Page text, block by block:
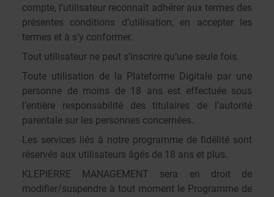
compte, l’utilisateur reconnaît adhérer aux termes des
présentes conditions d’utilisation, en accepter les
termes et à s’y conformer.
Tout utilisateur ne peut s’inscrire qu’une seule fois.
Toute utilisation de la Plateforme Digitale par une
personne de moins de 18 ans est effectuée sous
l’entière responsabilité des titulaires de l’autorité
parentale sur les personnes concernées.
Les services liés à notre programme de fidélité sont
réservés aux utilisateurs âgés de 18 ans et plus.
KLEPIERRE MANAGEMENT sera en droit de
modifier/suspendre à tout moment le Programme de